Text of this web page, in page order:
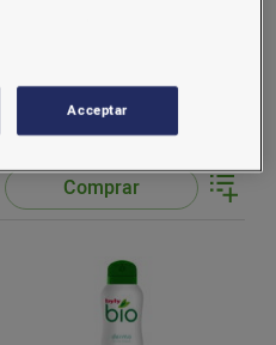
3,55 €/u.
Comprar
Acceptar